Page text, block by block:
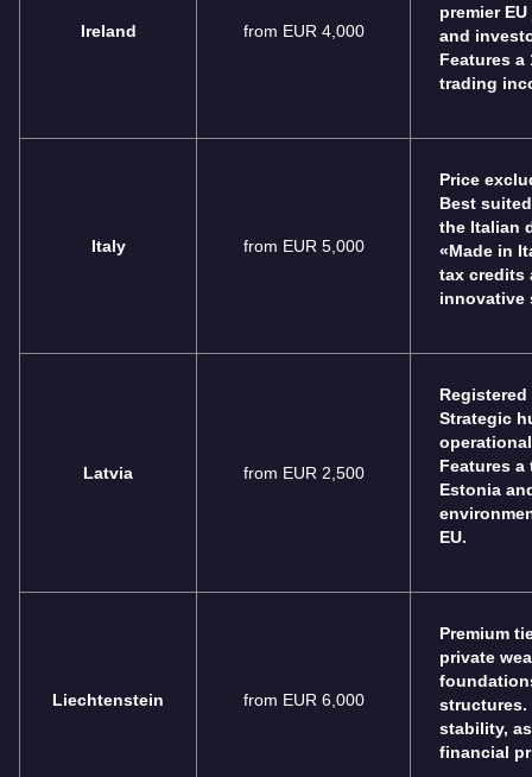
Ireland from EUR 4,000
premier
and
Features a
trading
Italy from EUR 5,000
Price
Best
the Italian
«Made in
tax credits
innovative
Latvia from EUR 2,500
Strategic
Features
Estonia
EU.
Liechtenstein from EUR 6,000
Premium
private
structures.
stability,
financial